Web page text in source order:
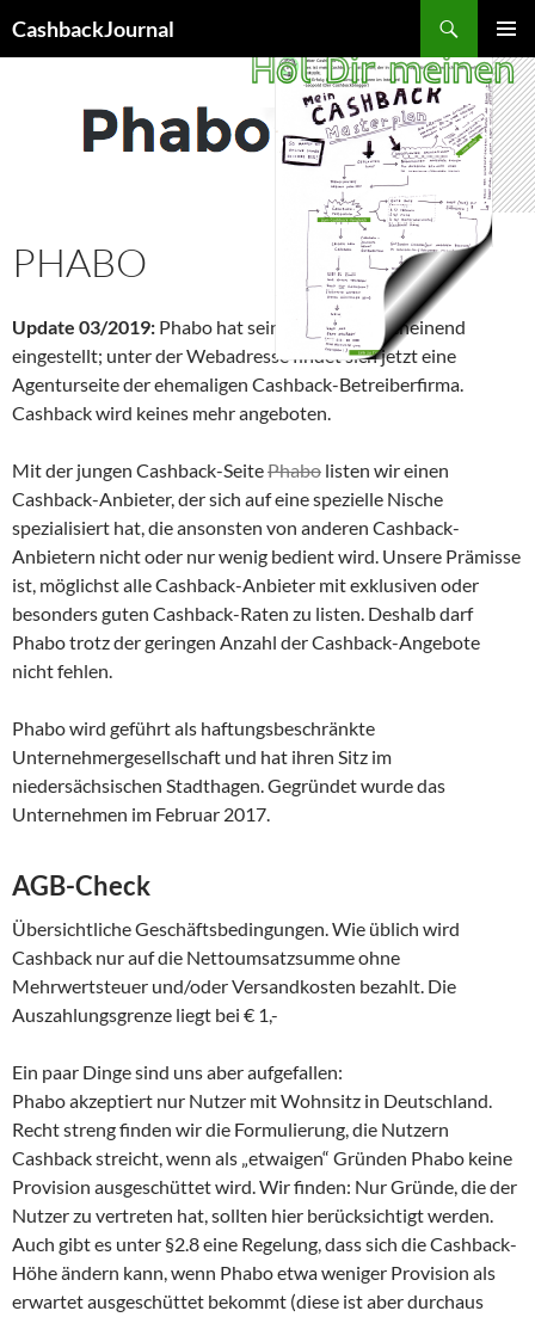
Inhalt
CashbackJournal
MENÜ
PHABO
Update 03/2019: Phabo hat sein Geschäft anscheinend
eingestellt; unter der Webadresse findet sich jetzt eine
Agenturseite der ehemaligen Cashback-Betreiberfirma.
Cashback wird keines mehr angeboten.
Mit der jungen Cashback-SeitePhabo listen wir einen
Cashback-Anbieter, der sich auf eine spezielle Nische
spezialisiert hat, die ansonsten von anderen Cashback-
Anbietern nicht oder nur wenig bedient wird. Unsere Prämisse
ist, möglichst alle Cashback-Anbieter mit exklusiven oder
besonders guten Cashback-Raten zu listen. Deshalb darf
Phabo trotz der geringen Anzahl der Cashback-Angebote
nicht fehlen.
Phabo wird geführt als haftungsbeschränkte
Unternehmergesellschaft und hat ihren Sitz im
niedersächsischen Stadthagen. Gegründet wurde das
Unternehmen im Februar 2017.
AGB-Check
Übersichtliche Geschäftsbedingungen. Wie üblich wird
Cashback nur auf die Nettoumsatzsumme ohne
Mehrwertsteuer und/oder Versandkosten bezahlt. Die
Auszahlungsgrenze liegt bei € 1,-
Ein paar Dinge sind uns aber aufgefallen:
Phabo akzeptiert nur Nutzer mit Wohnsitz in Deutschland.
Recht streng finden wir die Formulierung, die Nutzern
Cashback streicht, wenn als „etwaigen“ Gründen Phabo keine
Provision ausgeschüttet wird. Wir finden: Nur Gründe, die der
Nutzer zu vertreten hat, sollten hier berücksichtigt werden.
Auch gibt es unter §2.8 eine Regelung, dass sich die Cashback-
Höhe ändern kann, wenn Phabo etwa weniger Provision als
erwartet ausgeschüttet bekommt (diese ist aber durchaus